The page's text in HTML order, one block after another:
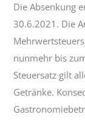
Die Absenkung
30.6.2021. Die
nunmehr bis
Steuersatz gilt
Getränke.